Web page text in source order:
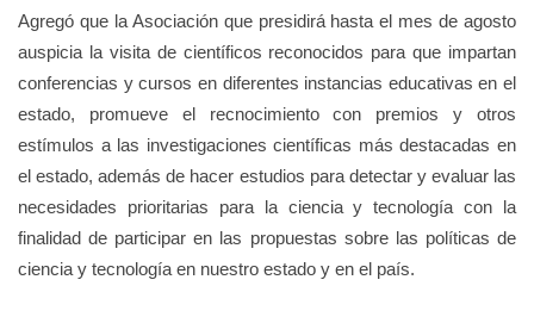
Agregó que la Asociación que presidirá hasta el mes de agosto
auspicia la visita de científicos reconocidos para que impartan
conferencias y cursos en diferentes instancias educativas en el
estado, promueve el recnocimiento con premios y otros
estímulos a las investigaciones científicas más destacadas en
el estado, además de hacer estudios para detectar y evaluar las
necesidades prioritarias para la ciencia y tecnología con la
finalidad de participar en las propuestas sobre las políticas de
ciencia y tecnología en nuestro estado y en el país.